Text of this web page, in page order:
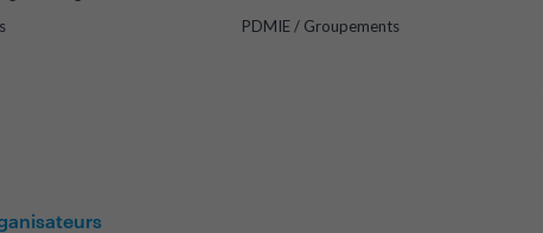
PDMIE / Groupements